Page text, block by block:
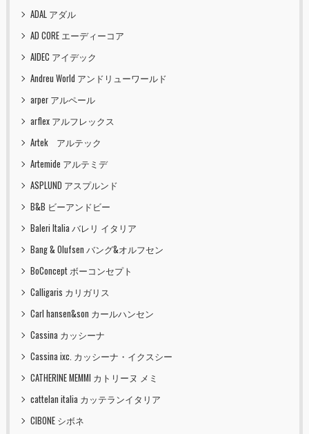
ADAL アダル
AD CORE エーディーコア
AIDEC アイデック
Andreu World アンドリューワールド
arper アルペール
arflex アルフレックス
Artek アルテック
Artemide アルテミデ
ASPLUND アスプルンド
B&B ビーアンドビー
Baleri Italia バレリ イタリア
Bang & Olufsen バング&オルフセン
BoConcept ボーコンセプト
Calligaris カリガリス
Carl hansen&son カールハンセン
Cassina カッシーナ
Cassina ixc. カッシーナ・イクスシー
CATHERINE MEMMI カトリーヌ メミ
cattelan italia カッテランイタリア
CIBONE シボネ